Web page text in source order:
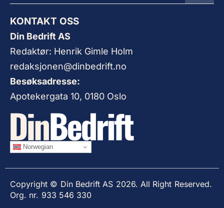
KONTAKT OSS
Din Bedrift AS
Redaktør: Henrik Gimle Holm
redaksjonen@dinbedrift.no
Besøksadresse:
Apotekergata 10, 0180 Oslo
Norwegian
Copyright © Din Bedrift AS 2026. All Right Reserved.
Org. nr. 933 546 330